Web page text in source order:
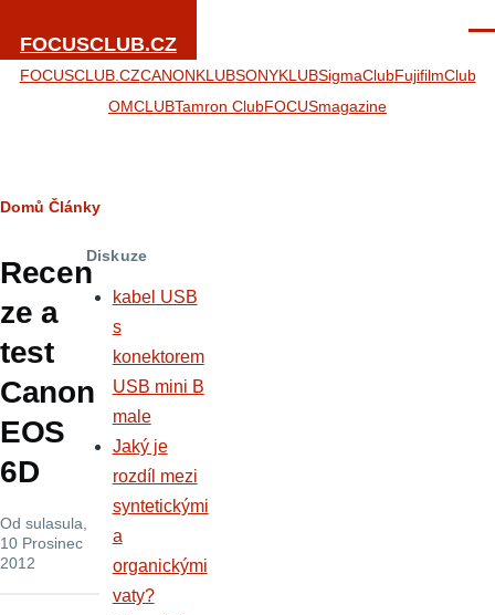
FOCUSCLUB.CZ
FOCUSCLUB.CZCANONKLUBSONYKLUBSigmaClubFujifilmClub
OMCLUBTamron ClubFOCUSmagazine
Drobečková
navigace
Domů Články
Recen
ze a
test
Canon
EOS
6D
Od sulasula
10 Prosinec
2012
Diskuze
kabel USB
s
konektorem
USB mini B
male
Jaký je
rozdíl mezi
syntetickými
a
organickými
vaty?